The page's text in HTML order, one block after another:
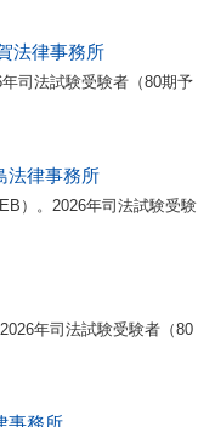
法律事務所
司法試験受験者（80期予
法律事務所
）。2026年司法試験受験
年司法試験受験者（80